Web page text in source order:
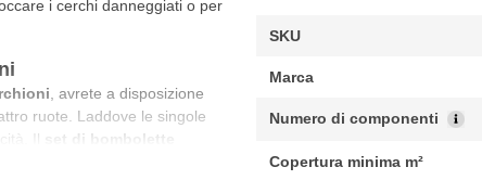
i cerchi danneggiati o per
, avrete a disposizione
ruote. Laddove le singole
Il
set di bombolette
SKU
Marca
Numero di componenti
Copertura minima m²